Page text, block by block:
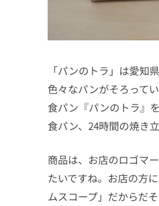
「パンのトラ」は愛知
色々なパンがそろって
食パン『パンのトラ』
食パン、24時間の焼き
商品は、お店のロゴマ
たいですね。お店の方
ムスコープ」だからだ